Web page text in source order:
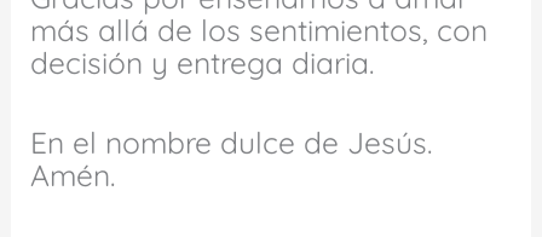
más allá de los sentimientos, con
decisión y entrega diaria.
En el nombre dulce de Jesús.
Amén.